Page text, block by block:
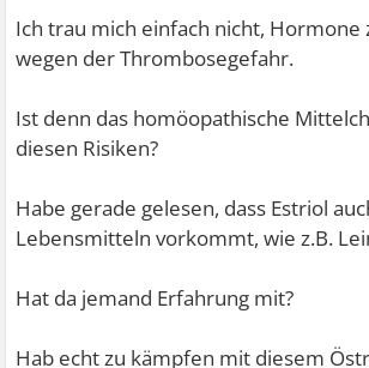
Ich trau mich einfach nicht, Hormone
wegen der Thrombosegefahr.
Ist denn das homöopathische
diesen Risiken?
Habe gerade gelesen, dass Estriol
Lebensmitteln vorkommt, wie z.B.
Hat da jemand Erfahrung mit?
Hab echt zu kämpfen mit diesem